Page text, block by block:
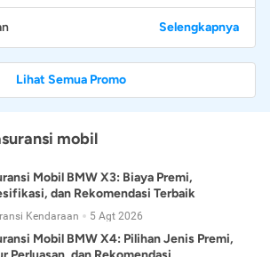
Selengkapnya
Lihat Semua Promo
mobil
Mobil BMW X3: Biaya Premi,
dan Rekomendasi Terbaik
Kendaraan 5 Agt 2026
Mobil BMW X4: Pilihan Jenis Premi,